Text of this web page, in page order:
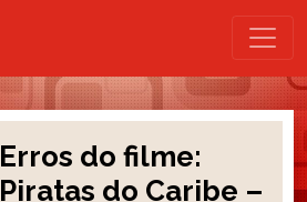
Erros do filme:
Piratas do Caribe –